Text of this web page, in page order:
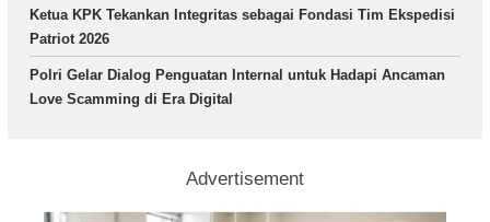
Ketua KPK Tekankan Integritas sebagai Fondasi Tim Ekspedisi
Patriot 2026
Polri Gelar Dialog Penguatan Internal untuk Hadapi Ancaman
Love Scamming di Era Digital
Advertisement